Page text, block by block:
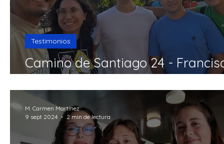
Camino de Santiago 24 -
Javier Tomás
Testimonios
M. Carmen Martínez
9 sept 2024
2 min de lectura